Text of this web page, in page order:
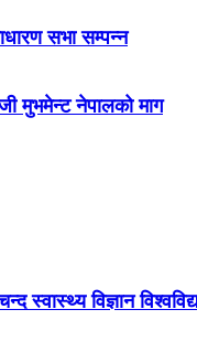
सभा सम्पन्न
मुभमेन्ट नेपालको माग
स्वास्थ्य विज्ञान